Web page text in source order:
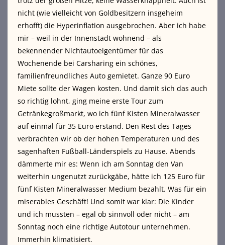
nicht (wie vielleicht von Goldbesitzern insgeheim
erhofft) die Hyperinflation ausgebrochen. Aber ich habe
mir – weil in der Innenstadt wohnend – als
bekennender Nichtautoeigentümer für das
Wochenende bei Carsharing ein schönes,
familienfreundliches Auto gemietet. Ganze 90 Euro
Miete sollte der Wagen kosten. Und damit sich das auch
so richtig lohnt, ging meine erste Tour zum
Getränkegroßmarkt, wo ich fünf Kisten Mineralwasser
auf einmal für 35 Euro erstand. Den Rest des Tages
verbrachten wir ob der hohen Temperaturen und des
sagenhaften Fußball-Länderspiels zu Hause. Abends
dämmerte mir es: Wenn ich am Sonntag den Van
weiterhin ungenutzt zurückgäbe, hätte ich 125 Euro für
fünf Kisten Mineralwasser Medium bezahlt. Was für ein
miserables Geschäft! Und somit war klar: Die Kinder
und ich mussten – egal ob sinnvoll oder nicht – am
Sonntag noch eine richtige Autotour unternehmen.
Immerhin klimatisiert.